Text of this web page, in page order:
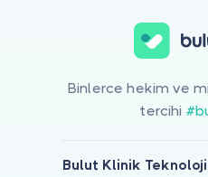
Binlerce hekim ve
tercihi
Bulut Klinik Teknoloji